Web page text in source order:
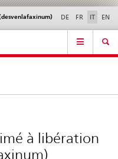
Contatto | Supporto &
aiuto
DE FR IT EN
à libération